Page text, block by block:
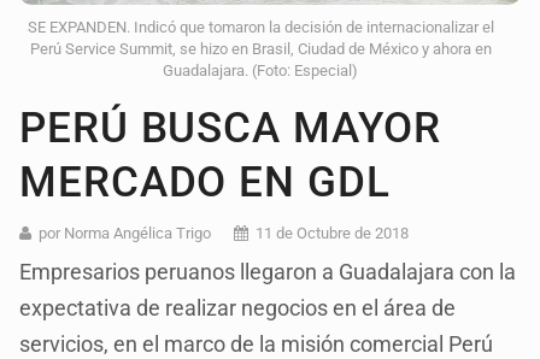
SE EXPANDEN. Indicó que tomaron la decisión de internacionalizar el
Perú Service Summit, se hizo en Brasil, Ciudad de México y ahora en
Guadalajara. (Foto: Especial)
PERÚ BUSCA MAYOR
MERCADO EN GDL
por Norma Angélica Trigo 11 de Octubre de 2018
Empresarios peruanos llegaron a Guadalajara con la
expectativa de realizar negocios en el área de
servicios, en el marco de la misión comercial Perú